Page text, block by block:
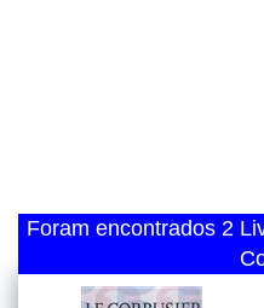
Foram encontrados 2